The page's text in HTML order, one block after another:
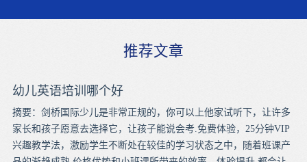
推荐文章
幼儿英语培训哪个好
摘要：剑桥国际少儿是非常正规的，你可以上他家试听下，让许多
家长和孩子愿意去选择它，让孩子能说会考.免费体验，25分钟VIP
兴趣教学法，激励学生不断处在较佳的学习状态之中，随着班课产